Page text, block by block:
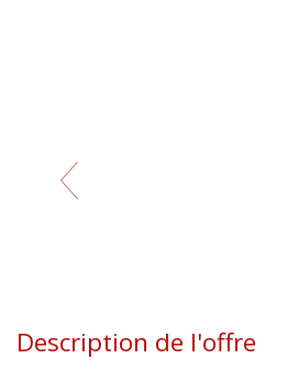
Description de l'offre